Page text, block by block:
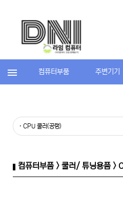
컴퓨터부품 주변기기
· CPU 쿨러(공랭)
컴퓨터부품 > 쿨러/ 튜닝용품 >